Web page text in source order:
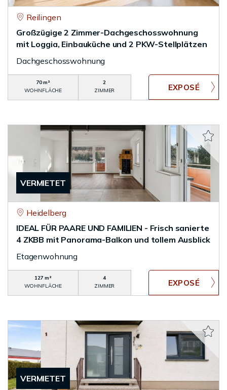
Reilingen
Großzügige 2 Zimmer-Dachgeschosswohnung
mit Loggia, Einbauküche und 2 PKW-Stellplätzen
Dachgeschosswohnung
70 m²
WOHNFLÄCHE
2
ZIMMER
VERMIETET
Heidelberg
IDEAL FÜR PAARE UND FAMILIEN - Frisch sanierte
4 ZKBB mit Panorama-Balkon und tollem Ausblick
Etagenwohnung
127 m²
WOHNFLÄCHE
4
ZIMMER
VERMIETET